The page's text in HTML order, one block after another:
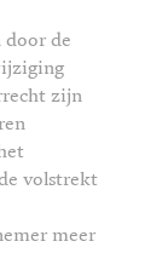
door de
zijn
volstrekt
meer